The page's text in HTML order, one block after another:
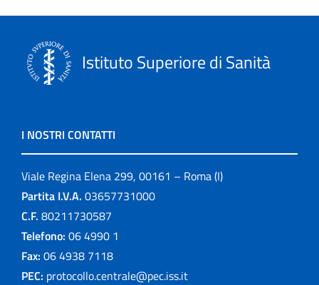
Istituto Superiore di Sanità
I NOSTRI CONTATTI
Viale Regina Elena 299, 00161 – Roma (I)
Partita I.V.A. 03657731000
C.F. 80211730587
Telefono: 06 4990 1
Fax: 06 4938 7118
PEC: protocollo.centrale@pec.iss.it